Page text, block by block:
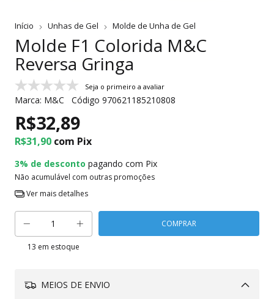
Início Unhas de Gel Molde de Unha de Gel
Molde F1 Colorida M&C
Reversa Gringa
Seja o primeiro a avaliar
Marca: M&C Código 970621185210808
R$32,89
R$31,90 com Pix
3% de desconto pagando com Pix
Não acumulável com outras promoções
Ver mais detalhes
13 em estoque
MEIOS DE ENVIO